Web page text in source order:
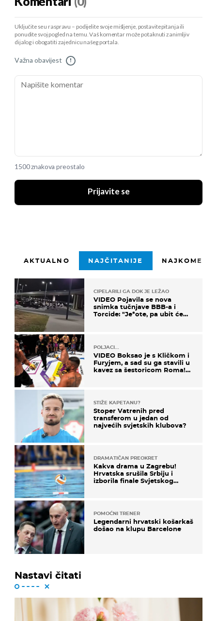
Uključite se u raspravu – podijelite svoje mišljenje, postavite pitanja ili
ponudite svoj pogled na temu. Vaš komentar može potaknuti zanimljiv
dijalog i obogatiti zajednicu našeg portala.
Važna obavijest !
1500 znakova preostalo
Prijavite se
AKTUALNO NAJČITANIJE
CIPELARILI GA DOK JE LEŽAO
VIDEO Pojavila se nova
snimka tučnjave BBB-a i
Torcide: "Je*ote, pa ubit će
POLJACI...
VIDEO Boksao je s Kličkom i
Furyjem, a sad su ga stavili u
kavez sa šestoricom Roma!
STIŽE KAPETANU?
Stoper Vatrenih pred
transferom u jedan od
najvećih svjetskih klubova?
DRAMATIČAN PREOKRET
Kakva drama u Zagrebu!
Hrvatska srušila Srbiju i
izborila finale Svjetskog
POMOĆNI TRENER
Legendarni hrvatski košarkaš
došao na klupu Barcelone
Nastavi čitati